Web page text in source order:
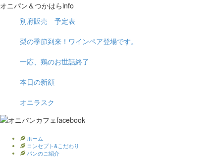
オニパン＆つかはらinfo
別府販売 予定表
梨の季節到来！ワインペア登場です。
一応、鶏のお世話終了
本日の新顔
オニラスク
ホーム
コンセプト&こだわり
パンのご紹介